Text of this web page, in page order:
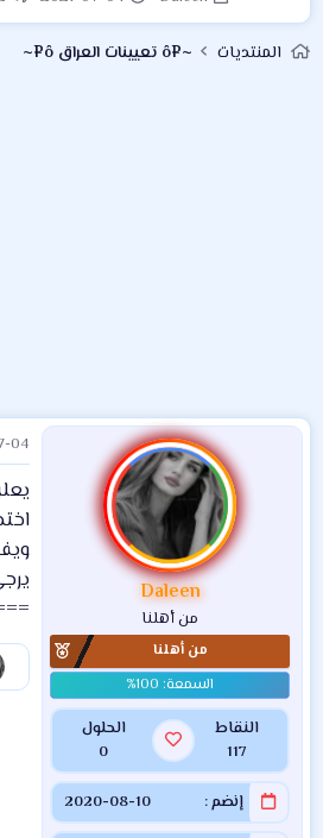
ا
د
ا
ر
ل
المنتديات ~¤ô تعيينات العراق ô¤~
Daleen
من أهلنا
من أهلنا
النقاط
117
الحلول
0
إنضم 2020-08-10
04